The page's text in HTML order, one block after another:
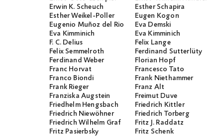
Erwin K. Scheuch
Esther Schapira
Esther Weikel-Poller
Eugen Kogon
Eugenio Muñoz del Rio
Eva Demski
Eva Kimminich
Eva Kimminich
F. C. Delius
Felix Lange
Felix Semmelroth
Ferdinand Sutterlüty
Ferdinand Weber
Florian Hopf
Franc Horvat
Francesco Tato
Franco Biondi
Frank Niethammer
Frank Rieger
Franz Alt
Franziska Augstein
Freimut Duve
Friedhelm Hengsbach
Friedrich Kittler
Friedrich Niewöhner
Friedrich Torberg
Friedrich Wilhelm Graf
Fritz J. Raddatz
Fritz Pasierbsky
Fritz Schenk